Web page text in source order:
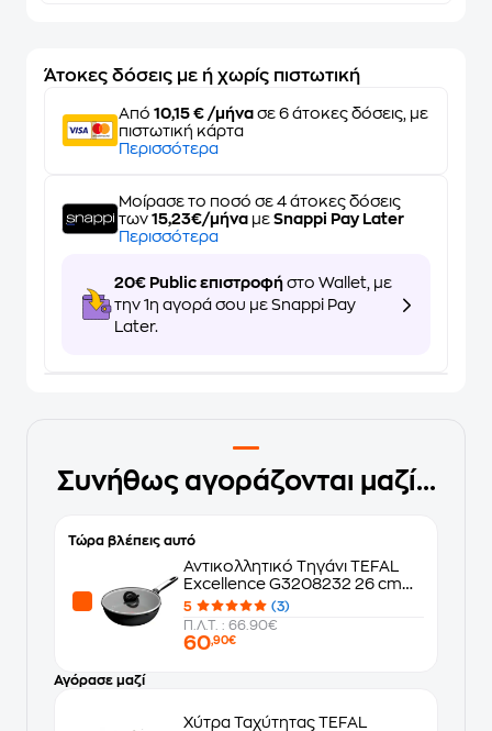
Άτοκες δόσεις με ή χωρίς πιστωτική
Από 10,15 € /μήνα σε 6 άτοκες δόσεις, με
πιστωτική κάρτα
Περισσότερα
Μοίρασε το ποσό σε 4 άτοκες δόσεις
των 15,23€/μήνα με Snappi Pay Later
Περισσότερα
20€ Public επιστροφή στο Wallet, με
την 1η αγορά σου με Snappi Pay
Later.
Συνήθως αγοράζονται μαζί...
Τώρα βλέπεις αυτό
Αντικολλητικό Τηγάνι TEFAL
Excellence G3208232 26 cm
Μαύρο
5
(3)
Π.Λ.Τ. : 66.90€
60,90€
Αγόρασε μαζί
Χύτρα Ταχύτητας TEFAL